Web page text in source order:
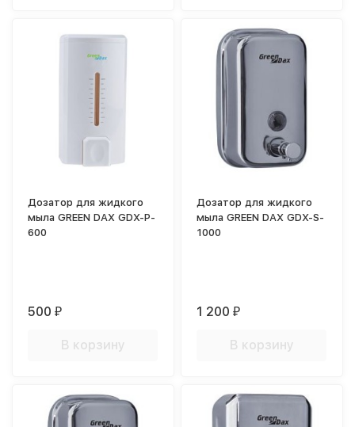
Дозатор для жидкого
мыла GREEN DAX GDX-P-
600
500₽
В корзину
Дозатор для жидкого
мыла GREEN DAX GDX-S-
1000
1 200₽
В корзину